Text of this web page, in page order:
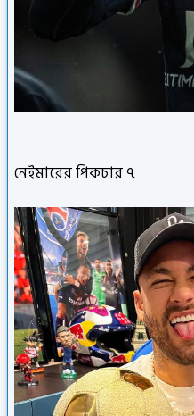
নেইমারের পিকচার ৭